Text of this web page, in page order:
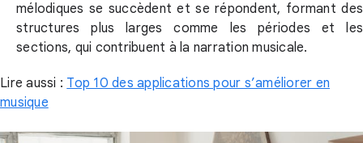
mélodiques se succèdent et se répondent, formant des
structures plus larges comme les périodes et les
sections, qui contribuent à la narration musicale.
Lire aussi : Top 10 des applications pour s’améliorer en
musique